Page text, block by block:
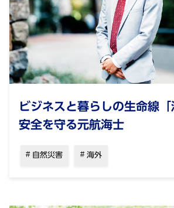
ビジネスと暮らしの生命線
安全を守る元航海士
自然災害 海外